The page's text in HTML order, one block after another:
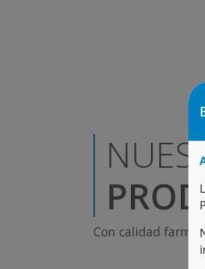
Con calidad